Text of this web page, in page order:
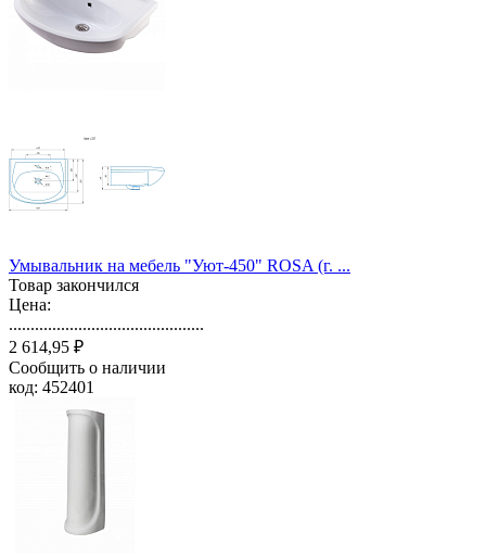
Умывальник на мебель "Уют-450" ROSA (г. ...
Товар закончился
Цена:
.............................................
2 614,95 ₽
Сообщить о наличии
код: 452401